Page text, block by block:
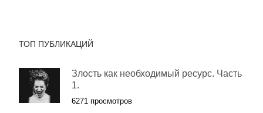
ТОП ПУБЛИКАЦИЙ
Злость как необходимый ресурс. Часть
1.
6271 просмотров